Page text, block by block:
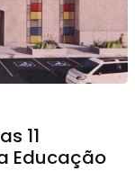
11
Educação